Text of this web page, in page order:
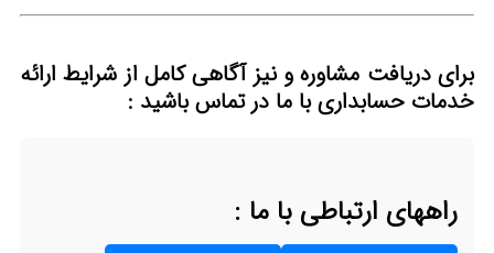
برای دریافت مشاوره و نیز آگاهی کامل از شرایط ارائه
خدمات حسابداریبا ما در تماسباشید :
راههای ارتباطی با ما :